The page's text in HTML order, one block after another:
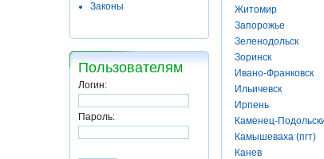
Законы
Пользователям
Логин:
Пароль:
Житомир
Запорожье
Зеленодольск
Зоринск
Ивано-Франковск
Ильичевск
Ирпень
Каменец-
Камышеваха (пгт)
Канев